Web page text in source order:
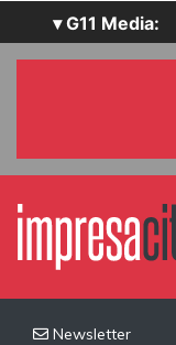
▾ G11 Media:
SecurityOpenLab
Newsletter